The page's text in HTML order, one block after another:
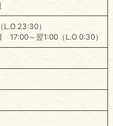
23:30）
17:00～翌1:00（L.O 0:30）